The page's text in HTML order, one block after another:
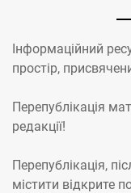
Інформаційний
простір,
Перепублікація
редакції!
Перепублікація,
містити відкрите